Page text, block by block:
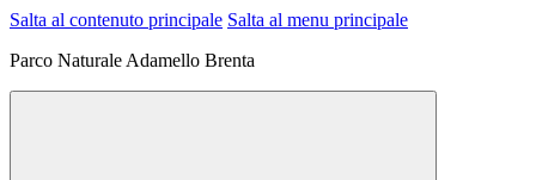
Salta al contenuto principale Salta al menu principale
Parco Naturale Adamello Brenta